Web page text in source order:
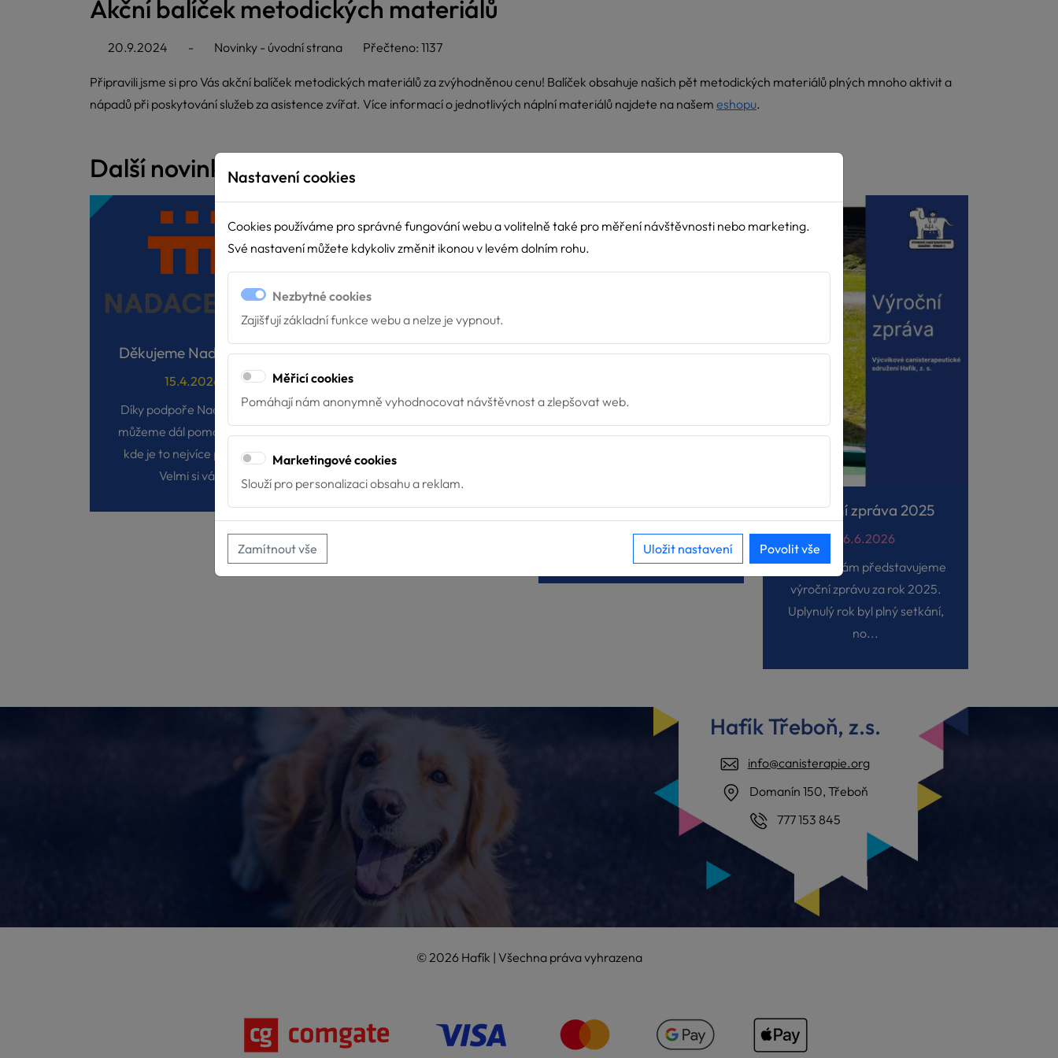
Akční balíček metodických materiálů
20.9.2024 - Novinky - úvodní strana Přečteno: 1137
Připravili jsme si pro Vás akční balíček metodických materiálů za zvýhodněnou cenu! Balíček obsahuje našich pět metodických materiálů plných mnoho aktivit a
nápadů při poskytování služeb za asistence zvířat. Více informací o jednotlivých náplní materiálů najdete na našem eshopu.
Další novinky
Děkujeme Nadaci ČEZ
15.4.2026
Díky podpoře Nadace ČEZ
můžeme dál pomáhat tam,
kde je to nejvíce potřeba!
Velmi si vá...
Nové týmy u Hafíka
4.7.2026
Máme velkou radost z nových
týmů, které završily svou
Projekt V4 AAS Volunteers
zvířat pracuje. Ale ptá se
někdo, jestli on sám chce? 🐾
🐶...
Výroční zpráva 2025
26.6.2026
S radostí vám představujeme
výroční zprávu za rok 2025.
Uplynulý rok byl plný setkání,
no...
Hafík Třeboň, z.s.
info@canisterapie.org
Domanín 150, Třeboň
777 153 845
© 2026 Hafík | Všechna práva vyhrazena
Nastavení cookies
Cookies používáme pro správné fungování webu a volitelně také pro měření návštěvnosti nebo marketing.
Své nastavení můžete kdykoliv změnit ikonou v levém dolním rohu.
Nezbytné cookies
Zajišťují základní funkce webu a nelze je vypnout.
Měřicí cookies
Pomáhají nám anonymně vyhodnocovat návštěvnost a zlepšovat web.
Marketingové cookies
Slouží pro personalizaci obsahu a reklam.
Zamítnout vše Uložit nastavení Povolit vše